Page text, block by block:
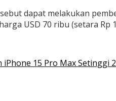
dapat melakukan
USD 70 ribu (setara
15 Pro Max Setinggi